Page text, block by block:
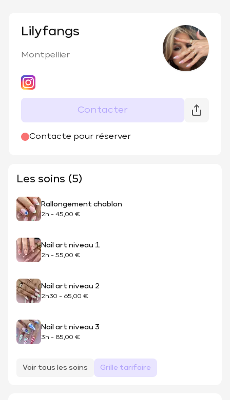
Lilyfangs
Montpellier
Contacter
Contacte pour réserver
Les soins (5)
Rallongement chablon
2h - 45,00 €
Nail art niveau 1
2h - 55,00 €
Nail art niveau 2
2h30 - 65,00 €
Nail art niveau 3
3h - 85,00 €
Voir tous les soins Grille tarifaire